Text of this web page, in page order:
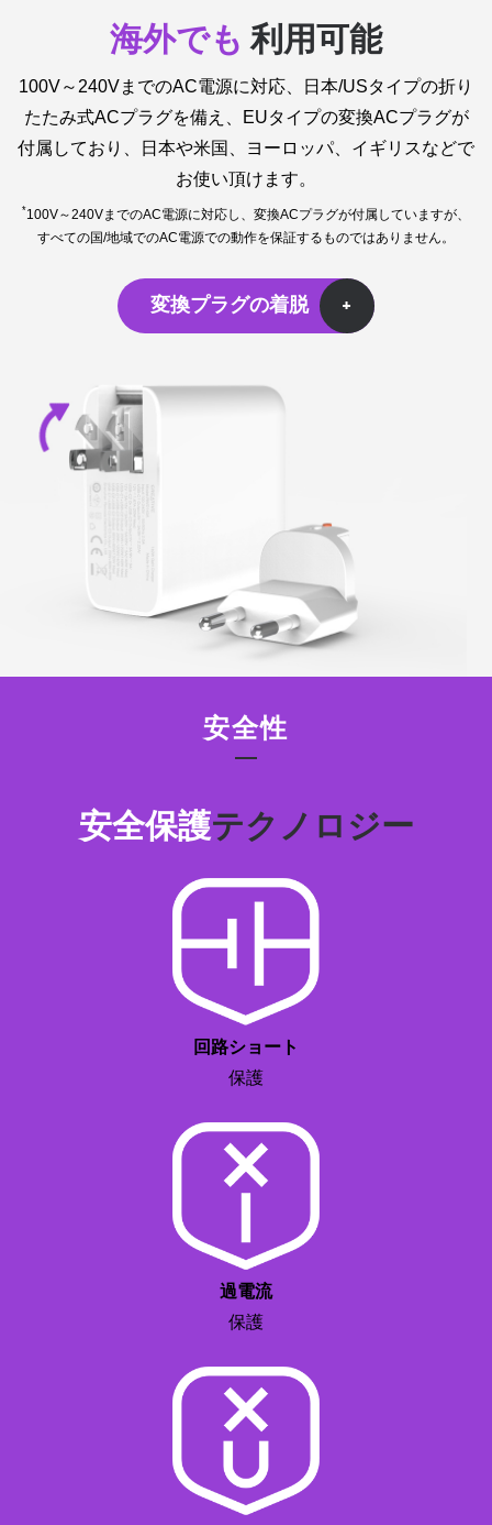
海外でも 利用可能
100V～240VまでのAC電源に対応、日本/USタイプの折り
たたみ式ACプラグを備え、EUタイプの変換ACプラグが
付属しており、日本や米国、ヨーロッパ、イギリスなどで
お使い頂けます。
*100V～240VまでのAC電源に対応し、変換ACプラグが付属していますが、
すべての国/地域でのAC電源での動作を保証するものではありません。
変換プラグの着脱
ACプラグを折りたたみます。
安全性
安全保護テクノロジー
回路ショート
保護
過電流
保護